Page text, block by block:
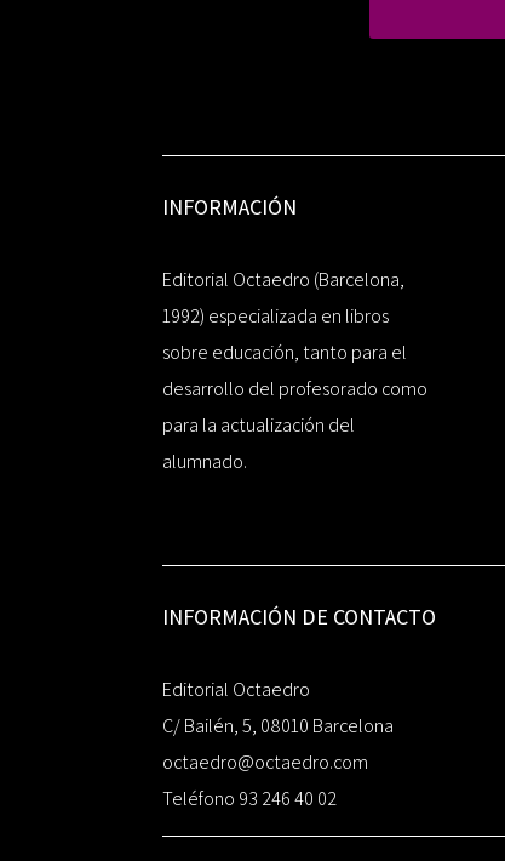
INFORMACIÓN
Editorial Octaedro (Barcelona,
1992) especializada en libros
sobre educación, tanto para el
desarrollo del profesorado como
para la actualización del
alumnado.
INFORMACIÓN DE CONTACTO
Editorial Octaedro
C/ Bailén, 5, 08010 Barcelona
octaedro@octaedro.com
Teléfono 93 246 40 02